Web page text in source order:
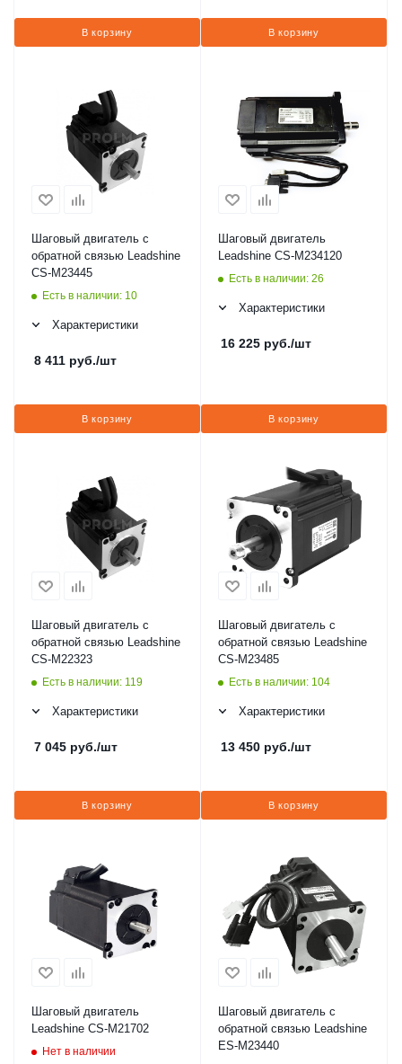
В корзину В корзину
Шаговый двигатель с
обратной связью Leadshine
CS-M23445
Есть в наличии: 10
Характеристики
8 411 руб./шт
В корзину
Шаговый двигатель
Leadshine CS-M234120
Есть в наличии: 26
Характеристики
16 225 руб./шт
В корзину
Шаговый двигатель с
обратной связью Leadshine
CS-M22323
Есть в наличии: 119
Характеристики
7 045 руб./шт
В корзину
Шаговый двигатель с
обратной связью Leadshine
CS-M23485
Есть в наличии: 104
Характеристики
13 450 руб./шт
В корзину
Шаговый двигатель
Leadshine CS-M21702
Нет в наличии
Шаговый двигатель с
обратной связью Leadshine
ES-M23440